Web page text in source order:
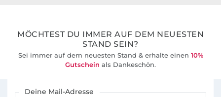
MÖCHTEST DU IMMER AUF DEM NEUESTEN
STAND SEIN?
Sei immer auf dem neuesten Stand & erhalte einen 10%
Gutschein als Dankeschön.
Deine Mail-Adresse